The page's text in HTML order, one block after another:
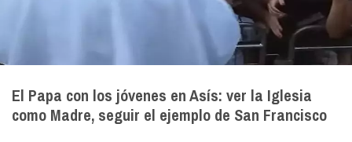
El Papa con los jóvenes en Asís: ver la Iglesia
como Madre, seguir el ejemplo de San Francisco